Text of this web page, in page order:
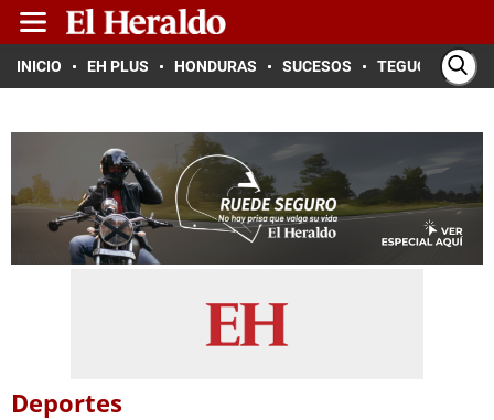
INICIO EH PLUS HONDURAS SUCESOS TEGUCIGALPA
Deportes